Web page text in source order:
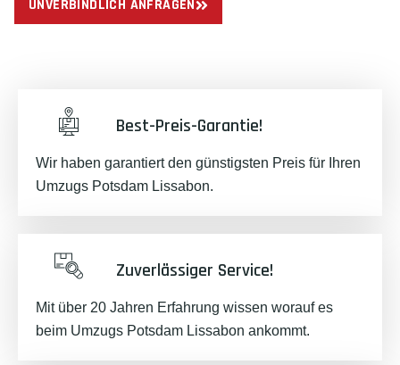
UNVERBINDLICH ANFRAGEN
Best-Preis-Garantie!
Wir haben garantiert den günstigsten Preis für Ihren
Umzugs Potsdam Lissabon.
Zuverlässiger Service!
Mit über 20 Jahren Erfahrung wissen worauf es
beim Umzugs Potsdam Lissabon ankommt.